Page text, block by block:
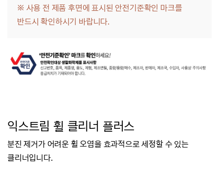
※ 사용 전 제품 후면에 표시된 안전기준확인 마크를
반드시 확인하시기 바랍니다.
익스트림 휠 클리너 플러스
분진 제거가 어려운 휠 오염을 효과적으로 세정할 수 있는
클리너입니다.